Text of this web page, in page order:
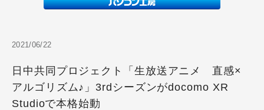
2021/06/22
日中共同プロジェクト「生放送アニメ 直感×
アルゴリズム♪」3rdシーズンがdocomo XR
Studioで本格始動